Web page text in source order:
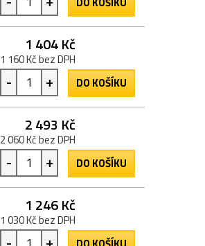
1 404 Kč
1 160 Kč bez DPH
- + DO KOŠÍKU
2 493 Kč
2 060 Kč bez DPH
- + DO KOŠÍKU
1 246 Kč
1 030 Kč bez DPH